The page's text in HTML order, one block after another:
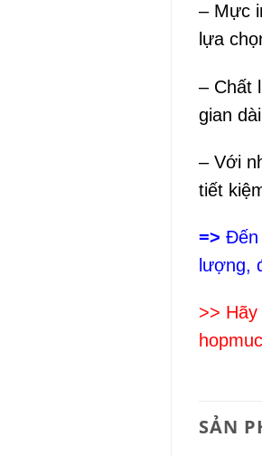
– Mực
lựa
– Chất
gian
– Với
tiết
=> Đến
lượng,
>>
SẢN